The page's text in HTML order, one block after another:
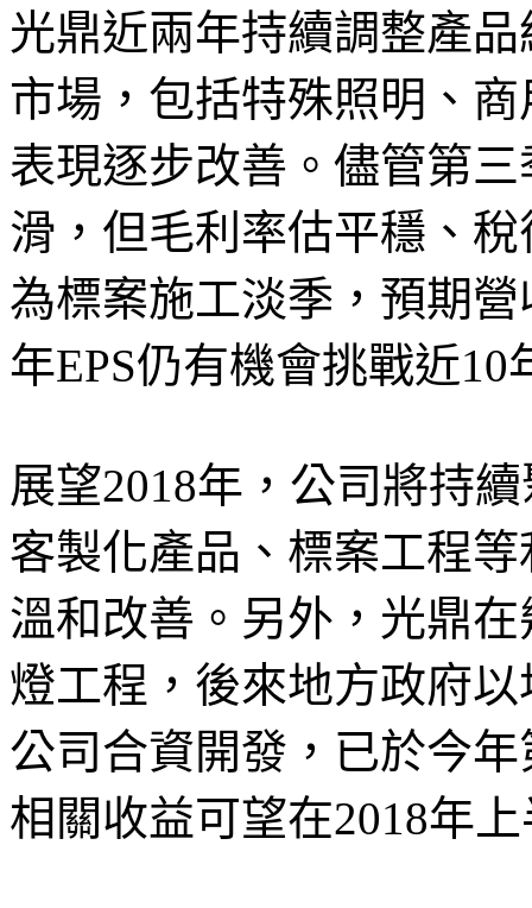
光鼎近兩年持續調整產
市場，包括特殊照明、
表現逐步改善。儘管第
滑，但毛利率估平穩、
為標案施工淡季，預期
年EPS仍有機會挑戰近10
展望2018年，公司將持
客製化產品、標案工程
溫和改善。另外，光鼎
燈工程，後來地方政府
公司合資開發，已於今
相關收益可望在2018年